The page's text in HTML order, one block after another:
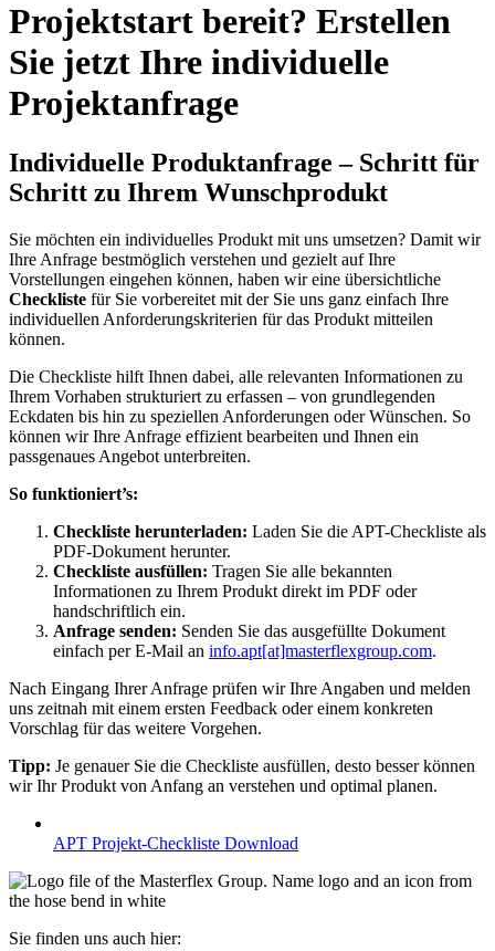
Projektstart bereit? Erstellen
Sie jetzt Ihre individuelle
Projektanfrage
Individuelle Produktanfrage – Schritt für
Schritt zu Ihrem Wunschprodukt
Sie möchten ein individuelles Produkt mit uns umsetzen? Damit wir
Ihre Anfrage bestmöglich verstehen und gezielt auf Ihre
Vorstellungen eingehen können, haben wir eine übersichtliche
Checkliste für Sie vorbereitet mit der Sie uns ganz einfach Ihre
individuellen Anforderungskriterien für das Produkt mitteilen
können.
Die Checkliste hilft Ihnen dabei, alle relevanten Informationen zu
Ihrem Vorhaben strukturiert zu erfassen – von grundlegenden
Eckdaten bis hin zu speziellen Anforderungen oder Wünschen. So
können wir Ihre Anfrage effizient bearbeiten und Ihnen ein
passgenaues Angebot unterbreiten.
So funktioniert’s:
Checkliste herunterladen: Laden Sie die APT-Checkliste als
PDF-Dokument herunter.
Checkliste ausfüllen: Tragen Sie alle bekannten
Informationen zu Ihrem Produkt direkt im PDF oder
handschriftlich ein.
Anfrage senden: Senden Sie das ausgefüllte Dokument
einfach per E-Mail an info.apt[at]masterflexgroup.com.
Nach Eingang Ihrer Anfrage prüfen wir Ihre Angaben und melden
uns zeitnah mit einem ersten Feedback oder einem konkreten
Vorschlag für das weitere Vorgehen.
Tipp: Je genauer Sie die Checkliste ausfüllen, desto besser können
wir Ihr Produkt von Anfang an verstehen und optimal planen.
APT Projekt-Checkliste Download
Sie finden uns auch hier: